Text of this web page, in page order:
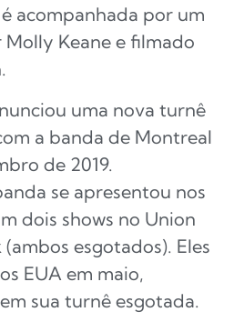
acompanhada por um
Keane e filmado
uma nova turnê
a banda de Montreal
de 2019.
se apresentou nos
dois shows no Union
esgotados). Eles
EUA em maio,
sua turnê esgotada.